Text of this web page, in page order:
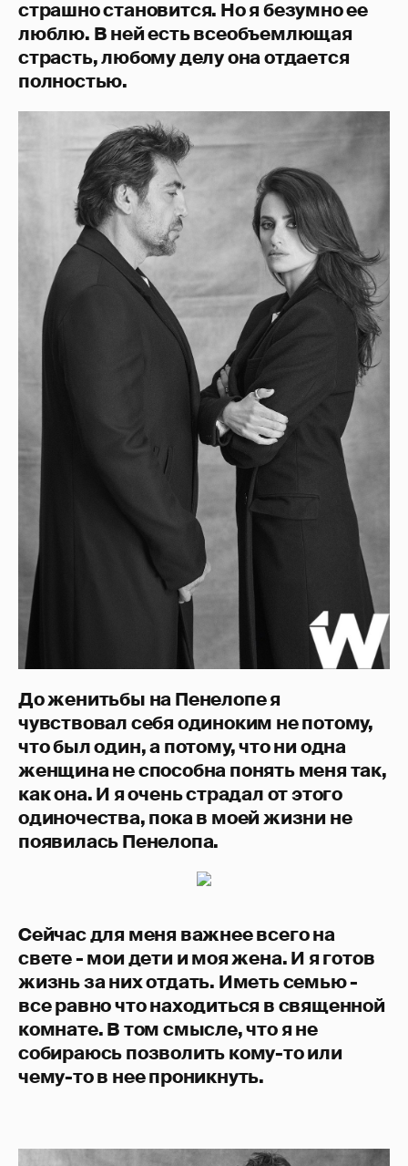
страшно становится. Но я безумно ее
люблю. В ней есть всеобъемлющая
страсть, любому делу она отдается
полностью.
До женитьбы на Пенелопе я
чувствовал себя одиноким не потому,
что был один, а потому, что ни одна
женщина не способна понять меня так,
как она. И я очень страдал от этого
одиночества, пока в моей жизни не
появилась Пенелопа.
Сейчас для меня важнее всего на
свете - мои дети и моя жена. И я готов
жизнь за них отдать. Иметь семью -
все равно что находиться в священной
комнате. В том смысле, что я не
собираюсь позволить кому-то или
чему-то в нее проникнуть.